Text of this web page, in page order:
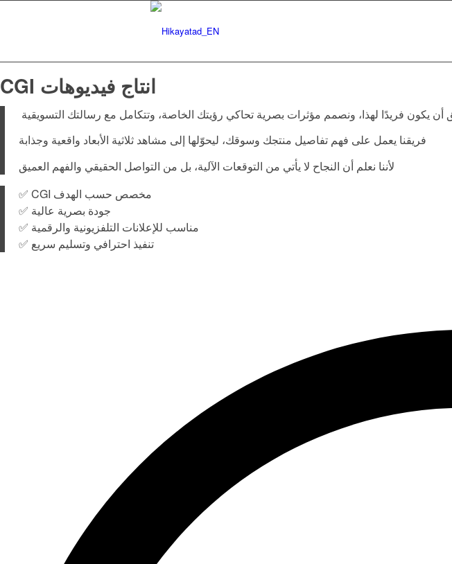
CGI انتاج فيديوهات
يكون فريدًا لهذا، ونصمم مؤثرات بصرية تحاكي رؤيتك الخاصة، وتتكامل مع رسالتك التسويقية
فريقنا يعمل على فهم تفاصيل منتجك وسوقك، ليحوّلها إلى مشاهد ثلاثية الأبعاد واقعية وجذابة
لأننا نعلم أن النجاح لا يأتي من التوقعات الآلية، بل من التواصل الحقيقي والفهم العميق
✅ CGI مخصص حسب الهدف
✅ جودة بصرية عالية
✅ مناسب للإعلانات التلفزيونية والرقمية
✅ تنفيذ احترافي وتسليم سريع